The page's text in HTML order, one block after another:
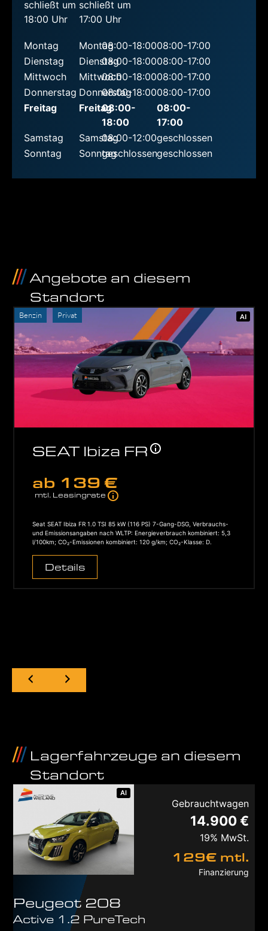
schließt um
18:00 Uhr
Montag
08:00-18:00
Dienstag
08:00-18:00
Mittwoch
08:00-18:00
Donnerstag
08:00-18:00
Freitag
08:00-
18:00
Samstag
08:00-12:00
Sonntag
geschlossen
schließt um
17:00 Uhr
Montag
08:00-17:00
Dienstag
08:00-17:00
Mittwoch
08:00-17:00
Donnerstag
08:00-17:00
Freitag
08:00-
17:00
Samstag
geschlossen
Sonntag
geschlossen
Angebote an diesem
Standort
Benzin Privat AI
SEAT Ibiza FR
ab 139 €
mtl. Leasingrate
Seat SEAT Ibiza FR 1.0 TSI 85 kW (116 PS) 7-Gang-DSG, Verbrauchs-
und Emissionsangaben nach WLTP: Energieverbrauch kombiniert: 5,3
l/100km; CO₂-Emissionen kombiniert: 120 g/km; CO₂-Klasse: D.
Details
Lagerfahrzeuge an diesem
Standort
AI
Gebrauchtwagen
14.900 €
19% MwSt.
129€ mtl.
Finanzierung
Peugeot 208
Active 1.2 PureTech